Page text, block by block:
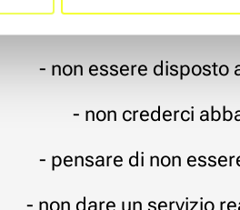
- non essere disposto
- non crederci
- pensare di non
- non dare un servizio